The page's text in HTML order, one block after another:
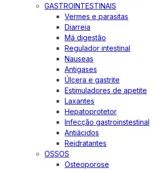
GASTROINTESTINAIS
Vermes e parasitas
Diarreia
Má digestão
Regulador intestinal
Nauseas
Antigases
Úlcera e gastrite
Estimuladores de apetite
Laxantes
Hepatoprotetor
Infecção gastroinstestinal
Antiácidos
Reidratantes
OSSOS
Osteoporose